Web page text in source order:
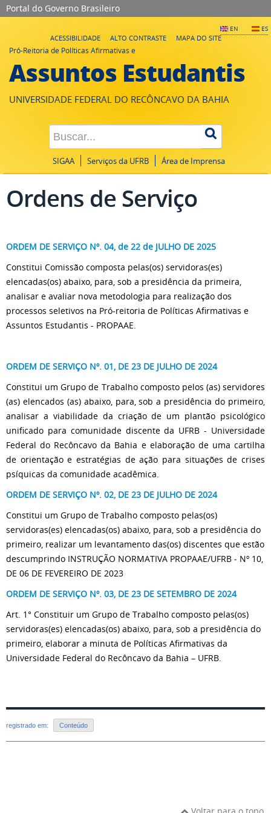
Portal do Governo Brasileiro
EN ES
ACESSIBILIDADE ALTO CONTRASTE
MAPA DO SITE
Pró-Reitoria de Políticas Afirmativas e
Assuntos Estudantis
UNIVERSIDADE FEDERAL DO RECÔNCAVO DA BAHIA
SIGAA Serviços da UFRB Área de Imprensa
Ordens de Serviço
ORDEM DE SERVIÇO Nº. 04, de 22 de JULHO DE 2025
Constitui Comissão composta pelas(os) servidoras(es)
elencadas(os) abaixo, para, sob a presidência da primeira,
analisar e avaliar nova metodologia para realização dos
processos seletivos na Pró-reitoria de Políticas Afirmativas e
Assuntos Estudantis - PROPAAE.
ORDEM DE SERVIÇO Nº. 01, DE 23 DE JULHO DE 2024
Constitui um Grupo de Trabalho composto pelos (as) servidores
(as) elencados (as) abaixo, para, sob a presidência do primeiro,
analisar a viabilidade da criação de um plantão psicológico
unificado para comunidade discente da UFRB - Universidade
Federal do Recôncavo da Bahia e elaboração de uma cartilha
de orientação e estratégias de ação para situações de crises
psíquicas da comunidade acadêmica.
ORDEM DE SERVIÇO Nº. 02, DE 23 DE JULHO DE 2024
Constitui um Grupo de Trabalho composto pelas(os)
servidoras(es) elencadas(os) abaixo, para, sob a presidência do
primeiro, realizar um levantamento das(os) discentes que estão
descumprindo INSTRUÇÃO NORMATIVA PROPAAE/UFRB - Nº 10,
DE 06 DE FEVEREIRO DE 2023
ORDEM DE SERVIÇO Nº. 03, DE 23 DE SETEMBRO DE 2024
Art. 1° Constituir um Grupo de Trabalho composto pelas(os)
servidoras(es) elencadas(os) abaixo, para, sob a presidência do
primeiro, elaborar a minuta de Políticas Afirmativas da
Universidade Federal do Recôncavo da Bahia – UFRB.
registrado em: Conteúdo